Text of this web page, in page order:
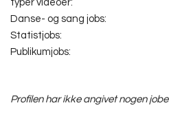
typer videoer:
Danse- og sang jobs:
Statistjobs:
Publikumjobs:
Profilen har ikke angivet nogen